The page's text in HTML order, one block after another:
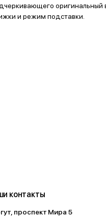
оригинальный
и режим подставки.
контакты
проспект Мира 5